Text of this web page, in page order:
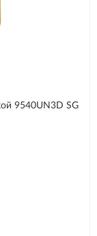
9540UN3D SG